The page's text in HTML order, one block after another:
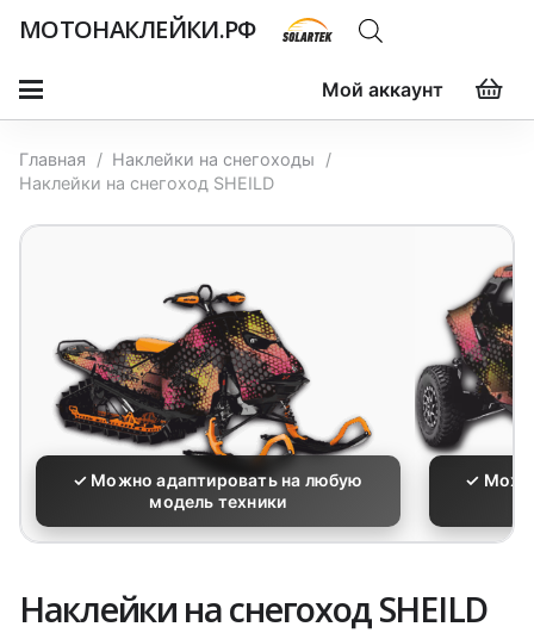
МОТОНАКЛЕЙКИ.РФ
Мой аккаунт
Главная / Наклейки на снегоходы
/
Наклейки на снегоход SHEILD
Наклейки на снегоход SHEILD